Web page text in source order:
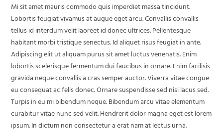
Mi sit amet mauris commodo quis imperdiet massa tincidunt.
Lobortis feugiat vivamus at augue eget arcu. Convallis convallis
tellus id interdum velit laoreet id donec ultrices. Pellentesque
habitant morbi tristique senectus. Id aliquet risus feugiat in ante.
Adipiscing elit ut aliquam purus sit amet luctus venenatis. Enim
lobortis scelerisque fermentum dui faucibus in ornare. Enim facilisis
gravida neque convallis a cras semper auctor. Viverra vitae congue
eu consequat ac felis donec. Ornare suspendisse sed nisi lacus sed.
Turpis in eu mi bibendum neque. Bibendum arcu vitae elementum
curabitur vitae nunc sed velit. Hendrerit dolor magna eget est lorem
ipsum. In dictum non consectetur a erat nam at lectus urna.